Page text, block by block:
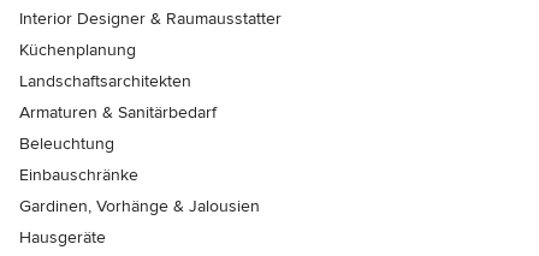
Interior Designer & Raumausstatter
Küchenplanung
Landschaftsarchitekten
Armaturen & Sanitärbedarf
Beleuchtung
Einbauschränke
Gardinen, Vorhänge & Jalousien
Hausgeräte